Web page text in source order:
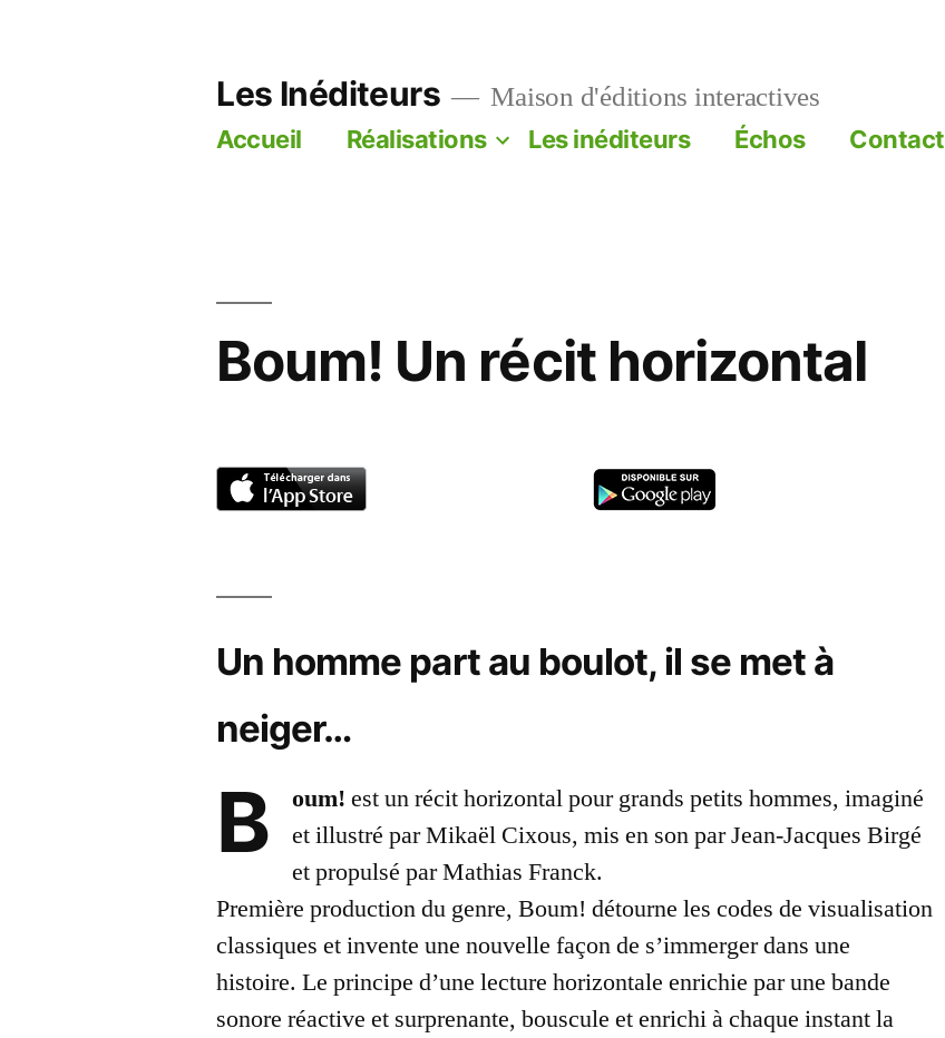
Les Inéditeurs Maison d'éditions interactives
Accueil Réalisations Les inéditeurs Échos Contact
Boum! Un récit horizontal
Un homme part au boulot, il se met à
neiger…
B oum! est un récit horizontal pour grands petits hommes, imaginé
et illustré par Mikaël Cixous, mis en son par Jean-Jacques Birgé
et propulsé par Mathias Franck.
Première production du genre, Boum! détourne les codes de visualisation
classiques et invente une nouvelle façon de s’immerger dans une
histoire. Le principe d’une lecture horizontale enrichie par une bande
sonore réactive et surprenante, bouscule et enrichi à chaque instant la